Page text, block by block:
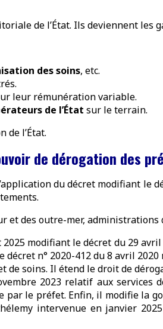
de l’État. Ils deviennent les
des soins, etc.
leur rémunération variable.
de l’État sur le terrain.
de l’État.
de dérogation des
du décret modifiant le
des outre-mer, administrations
modifiant le décret du 29
décret n° 2020-412 du 8 avril
soins. Il étend le droit de
2023 relatif aux services
par le préfet. Enfin, il modifie la
intervenue en janvier